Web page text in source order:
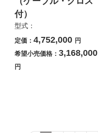
付）
型式：
定価： 4,752,000 円
希望小売価格： 3,168,000
円